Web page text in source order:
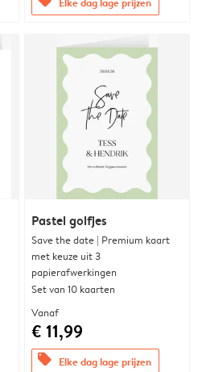
Pastel golfjes
Save the date | Premium kaart
met keuze uit 3
papierafwerkingen
Set van 10 kaarten
Vanaf
€ 11,99
offers Elke dag lage prijzen